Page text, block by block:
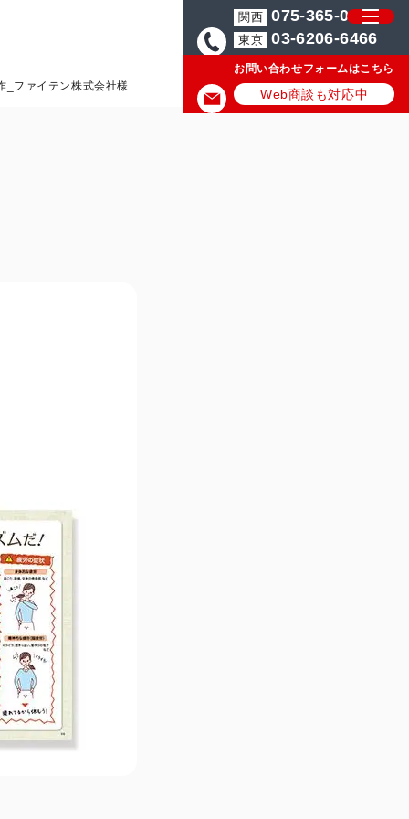
関西 075-365-0571
東京 03-6206-6466
お問い合わせフォームはこちら
Web商談も対応中
_ファイテン株式会社様